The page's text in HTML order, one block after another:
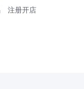
注册开店